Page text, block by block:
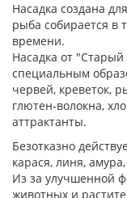
Насадка создана
рыба собирается в
времени.
Насадка от
специальным
червей, креветок,
глютен-волокна,
аттрактанты.
Безотказно
карася, линя,
Из за улучшенной
животных и